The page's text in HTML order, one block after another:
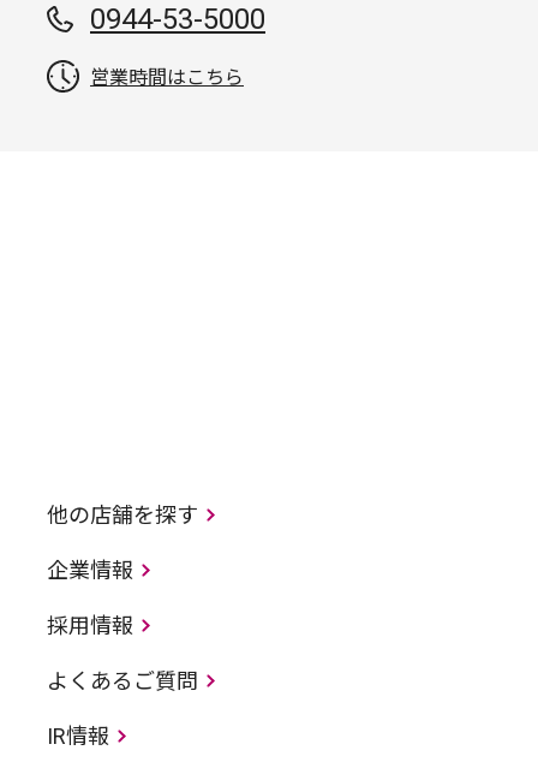
0944-53-5000
営業時間はこちら
他の店舗を探す
企業情報
採用情報
よくあるご質問
IR情報